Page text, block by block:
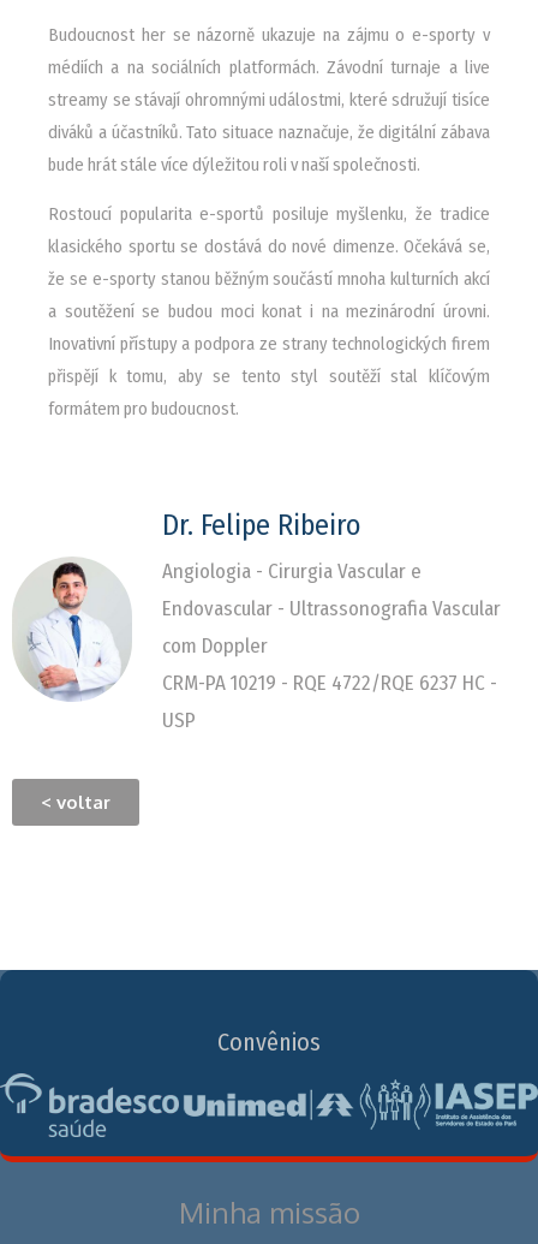
Budoucnost her se názorně ukazuje na zájmu o e-sporty v
médiích a na sociálních platformách. Závodní turnaje a live
streamy se stávají ohromnými událostmi, které sdružují tisíce
diváků a účastníků. Tato situace naznačuje, že digitální zábava
bude hrát stále více dýležitou roli v naší společnosti.
Rostoucí popularita e-sportů posiluje myšlenku, že tradice
klasického sportu se dostává do nové dimenze. Očekává se,
že se e-sporty stanou běžným součástí mnoha kulturních akcí
a soutěžení se budou moci konat i na mezinárodní úrovni.
Inovativní přístupy a podpora ze strany technologických firem
přispějí k tomu, aby se tento styl soutěží stal klíčovým
formátem pro budoucnost.
Dr. Felipe Ribeiro
Angiologia - Cirurgia Vascular e
Endovascular - Ultrassonografia Vascular
com Doppler
CRM-PA 10219 - RQE 4722/RQE 6237 HC -
USP
< voltar
Convênios
Minha missão